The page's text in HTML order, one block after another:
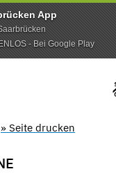
App
- Bei Google Play
» Seite drucken